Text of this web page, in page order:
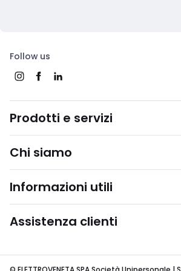
Follow us
Prodotti e servizi
Chi siamo
Informazioni utili
Assistenza clienti